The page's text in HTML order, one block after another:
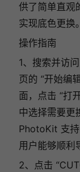
供了简单直观
实现底色更换。
操作指南
1、搜索并访
页的 “开始编
面，
点击 “打
中选择需要更
PhotoKit 支
用户能够顺利
2、点击